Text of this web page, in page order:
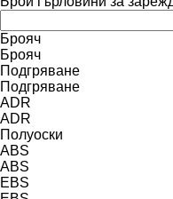
Брояч
Брояч
Подгряване
Подгряване
ADR
ADR
Полуоски
ABS
ABS
EBS